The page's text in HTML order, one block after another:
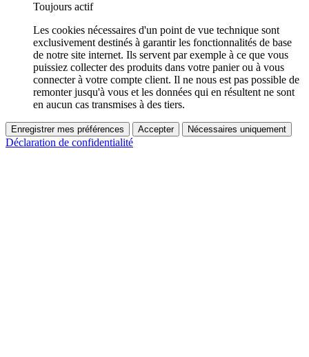
Toujours actif
Les cookies nécessaires d'un point de vue technique sont
exclusivement destinés à garantir les fonctionnalités de base
de notre site internet. Ils servent par exemple à ce que vous
puissiez collecter des produits dans votre panier ou à vous
connecter à votre compte client. Il ne nous est pas possible de
remonter jusqu'à vous et les données qui en résultent ne sont
en aucun cas transmises à des tiers.
Enregistrer mes préférences Accepter Nécessaires uniquement
Déclaration de confidentialité